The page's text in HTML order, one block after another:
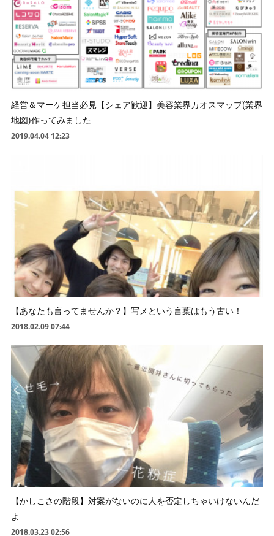
経営＆マーケ担当必見【シェア歓迎】美容業界カオスマップ(業界
地図)作ってみました
2019.04.04 12:23
【あなたも言ってませんか？】写メという言葉はもう古い！
2018.02.09 07:44
【かしこさの階段】対案がないのに人を否定しちゃいけないんだ
よ
2018.03.23 02:56